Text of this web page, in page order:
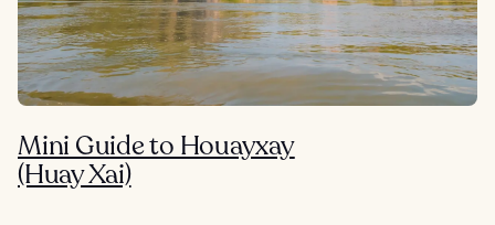
Mini Guide to Houayxay
(Huay Xai)